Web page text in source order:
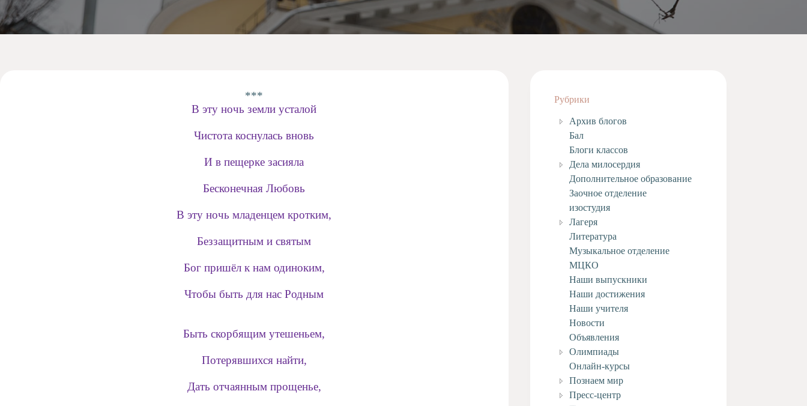
Проекты
***
В эту ночь земли усталой
Чистота коснулась вновь
И в пещерке засияла
Бесконечная Любовь
В эту ночь младенцем кротким,
Беззащитным и святым
Бог пришёл к нам одиноким,
Чтобы быть для нас Родным
Быть скорбящим утешеньем,
Потерявшихся найти,
Дать отчаянным прощенье,
Рубрики
Архив блогов
Бал
Блоги классов
Дела милосердия
Дополнительное образование
Заочное отделение
изостудия
Лагеря
Литература
Музыкальное отделение
МЦКО
Наши выпускники
Наши достижения
Наши учителя
Новости
Объявления
Олимпиады
Онлайн-курсы
Познаем мир
Пресс-центр